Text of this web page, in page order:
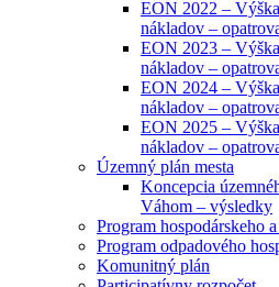
EON 2022 –
nákladov –
EON 2023 –
nákladov –
EON 2024 –
nákladov –
EON 2025 –
nákladov –
Územný plán mesta
Koncepcia
Váhom – výsledky
Program hospodárskeho
Program odpadového
Komunitný plán